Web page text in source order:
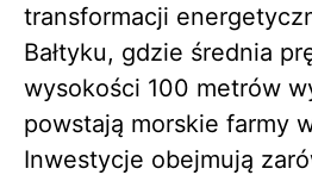
transformacji
Bałtyku, gdzie średnia
wysokości 100 metrów
powstają morskie farmy
Inwestycje obejmują